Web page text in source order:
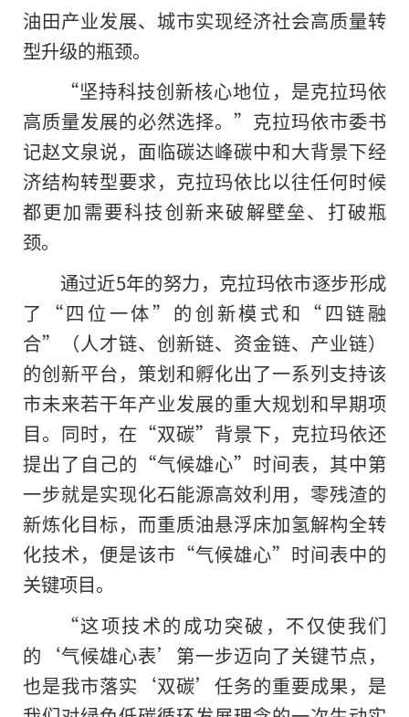
油田产业发展、城市实现经济社会高质量转
型升级的瓶颈。
“坚持科技创新核心地位，是克拉玛依
高质量发展的必然选择。”克拉玛依市委书
记赵文泉说，面临碳达峰碳中和大背景下经
济结构转型要求，克拉玛依比以往任何时候
都更加需要科技创新来破解壁垒、打破瓶
颈。
通过近5年的努力，克拉玛依市逐步形成
了“四位一体”的创新模式和“四链融
合”（人才链、创新链、资金链、产业链）
的创新平台，策划和孵化出了一系列支持该
市未来若干年产业发展的重大规划和早期项
目。同时，在“双碳”背景下，克拉玛依还
提出了自己的“气候雄心”时间表，其中第
一步就是实现化石能源高效利用，零残渣的
新炼化目标，而重质油悬浮床加氢解构全转
化技术，便是该市“气候雄心”时间表中的
关键项目。
“这项技术的成功突破，不仅使我们
的‘气候雄心表’第一步迈向了关键节点，
也是我市落实‘双碳’任务的重要成果，是